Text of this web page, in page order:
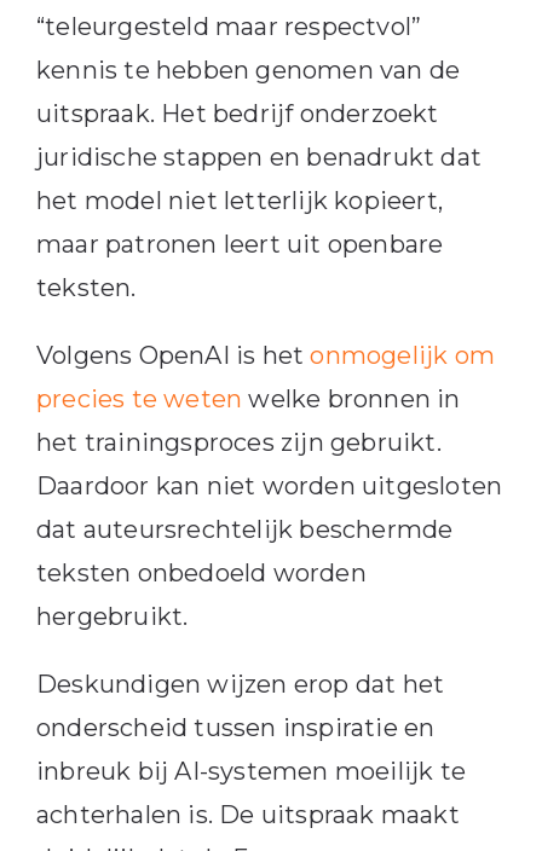
“teleurgesteld maar respectvol”
kennis te hebben genomen van de
uitspraak. Het bedrijf onderzoekt
juridische stappen en benadrukt dat
het model niet letterlijk kopieert,
maar patronen leert uit openbare
teksten.
Volgens OpenAI is hetonmogelijk om
precies te weten welke bronnen in
het trainingsproces zijn gebruikt.
Daardoor kan niet worden uitgesloten
dat auteursrechtelijk beschermde
teksten onbedoeld worden
hergebruikt.
Deskundigen wijzen erop dat het
onderscheid tussen inspiratie en
inbreuk bij AI-systemen moeilijk te
achterhalen is. De uitspraak maakt